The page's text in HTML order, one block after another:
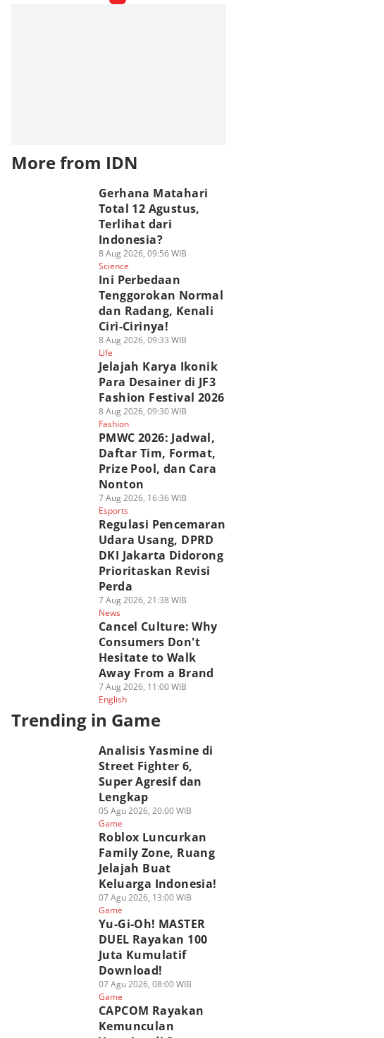
More from IDN
Gerhana Matahari
Total 12 Agustus,
Terlihat dari
Indonesia?
8 Aug 2026, 09:56 WIB
Science
Ini Perbedaan
Tenggorokan Normal
dan Radang, Kenali
Ciri-Cirinya!
8 Aug 2026, 09:33 WIB
Life
Jelajah Karya Ikonik
Para Desainer di JF3
Fashion Festival 2026
8 Aug 2026, 09:30 WIB
Fashion
PMWC 2026: Jadwal,
Daftar Tim, Format,
Prize Pool, dan Cara
Nonton
7 Aug 2026, 16:36 WIB
Esports
Regulasi Pencemaran
Udara Usang, DPRD
DKI Jakarta Didorong
Prioritaskan Revisi
Perda
7 Aug 2026, 21:38 WIB
News
Cancel Culture: Why
Consumers Don't
Hesitate to Walk
Away From a Brand
7 Aug 2026, 11:00 WIB
English
Trending in Game
Analisis Yasmine di
Street Fighter 6,
Super Agresif dan
Lengkap
05 Agu 2026, 20:00 WIB
Game
Roblox Luncurkan
Family Zone, Ruang
Jelajah Buat
Keluarga Indonesia!
07 Agu 2026, 13:00 WIB
Game
Yu-Gi-Oh! MASTER
DUEL Rayakan 100
Juta Kumulatif
Download!
07 Agu 2026, 08:00 WIB
Game
CAPCOM Rayakan
Kemunculan